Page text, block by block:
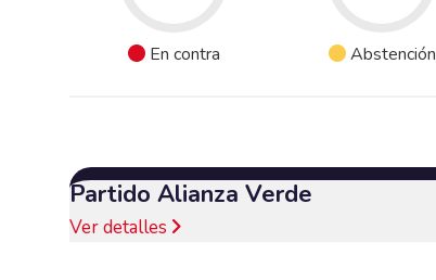
En contra Abstención
Partido Alianza Verde
Ver detalles